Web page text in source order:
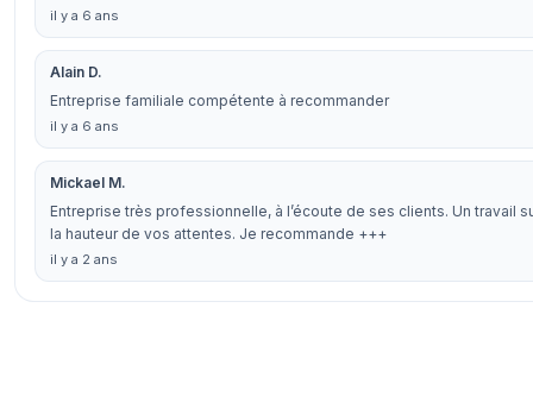
il y a 6 ans
Alain D.
Entreprise familiale compétente à recommander
il y a 6 ans
Mickael M.
Entreprise très professionnelle, à l’écoute de ses clients. Un travail
la hauteur de vos attentes. Je recommande +++
il y a 2 ans